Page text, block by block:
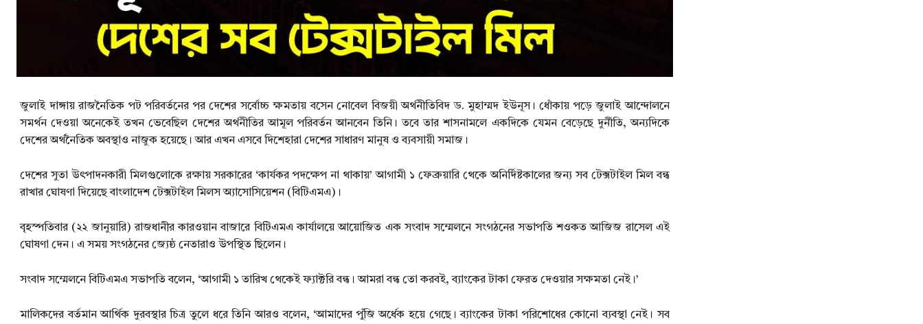
জুলাই দাঙ্গায় রাজনৈতিক পট পরিবর্তনের পর দেশের সর্বোচ্চ ক্ষমতায় বসেন নোবেল বিজয়ী অর্থনীতিবিদ ড. মুহাম্মদ ইউনূস। ধোঁকায় পড়ে জুলাই আন্দোলনে
সমর্থন দেওয়া অনেকেই তখন ভেবেছিল দেশের অর্থনীতির আমূল পরিবর্তন আনবেন তিনি। তবে তার শাসনামলে একদিকে যেমন বেড়েছে দুর্নীতি, অন্যদিকে
দেশের অর্থনৈতিক অবস্থাও নাজুক হয়েছে। আর এখন এসবে দিশেহারা দেশের সাধারণ মানুষ ও ব্যবসায়ী সমাজ।
দেশের সুতা উৎপাদনকারী মিলগুলোকে রক্ষায় সরকারের ‘কার্যকর পদক্ষেপ না থাকায়’ আগামী ১ ফেব্রুয়ারি থেকে অনির্দিষ্টকালের জন্য সব টেক্সটাইল মিল বন্ধ
রাখার ঘোষণা দিয়েছে বাংলাদেশ টেক্সটাইল মিলস অ্যাসোসিয়েশন (বিটিএমএ)।
বৃহস্পতিবার (২২ জানুয়ারি) রাজধানীর কারওয়ান বাজারে বিটিএমএ কার্যালয়ে আয়োজিত এক সংবাদ সম্মেলনে সংগঠনের সভাপতি শওকত আজিজ রাসেল এই
ঘোষণা দেন। এ সময় সংগঠনের জ্যেষ্ঠ নেতারাও উপস্থিত ছিলেন।
সংবাদ সম্মেলনে বিটিএমএ সভাপতি বলেন, ‘আগামী ১ তারিখ থেকেই ফ্যাক্টরি বন্ধ। আমরা বন্ধ তো করবই, ব্যাংকের টাকা ফেরত দেওয়ার সক্ষমতা নেই।’
মালিকদের বর্তমান আর্থিক দুরবস্থার চিত্র তুলে ধরে তিনি আরও বলেন, ‘আমাদের পুঁজি অর্ধেক হয়ে গেছে। ব্যাংকের টাকা পরিশোধের কোনো ব্যবস্থা নেই। সব